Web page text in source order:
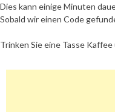
Dies kann einige Minuten
Sobald wir einen Code
Trinken Sie eine Tasse